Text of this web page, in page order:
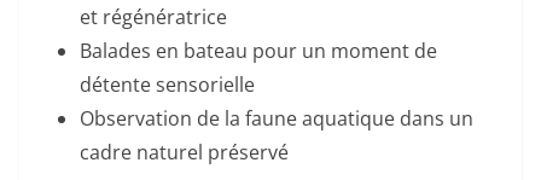
et régénératrice
Balades en bateau pour un moment de
détente sensorielle
Observation de la faune aquatique dans un
cadre naturel préservé